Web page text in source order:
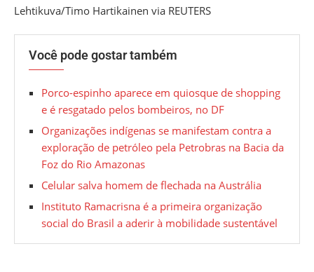
Lehtikuva/Timo Hartikainen via REUTERS
Você pode gostar também
Porco-espinho aparece em quiosque de shopping
e é resgatado pelos bombeiros, no DF
Organizações indígenas se manifestam contra a
exploração de petróleo pela Petrobras na Bacia da
Foz do Rio Amazonas
Celular salva homem de flechada na Austrália
Instituto Ramacrisna é a primeira organização
social do Brasil a aderir à mobilidade sustentável